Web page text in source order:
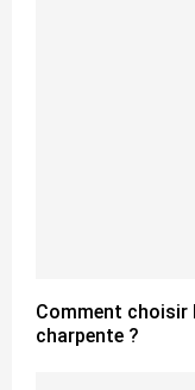
Comment choisir
charpente ?